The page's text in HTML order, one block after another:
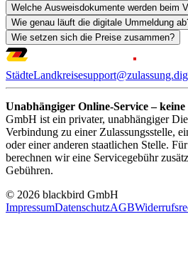
Welche Ausweisdokumente werden beim
Wie genau läuft die digitale Ummeldung
Wie setzen sich die Preise zusammen?
StädteLandkreise
Unabhängiger Online-Service –
GmbH ist ein privater, unabhängiger
Verbindung zu einer Zulassungsstelle,
oder einer anderen staatlichen Stelle.
berechnen wir eine Servicegebühr
Gebühren.
© 2026 blackbird GmbH
ImpressumDatenschutzAGB